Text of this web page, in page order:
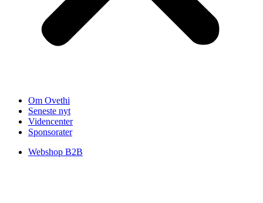
Om Ovethi
Seneste nyt
Videncenter
Sponsorater
Webshop B2B